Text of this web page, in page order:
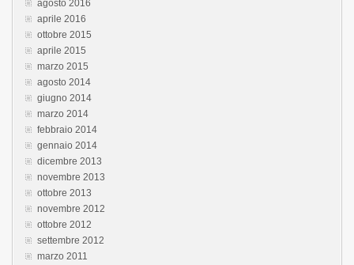
agosto 2016
aprile 2016
ottobre 2015
aprile 2015
marzo 2015
agosto 2014
giugno 2014
marzo 2014
febbraio 2014
gennaio 2014
dicembre 2013
novembre 2013
ottobre 2013
novembre 2012
ottobre 2012
settembre 2012
marzo 2011